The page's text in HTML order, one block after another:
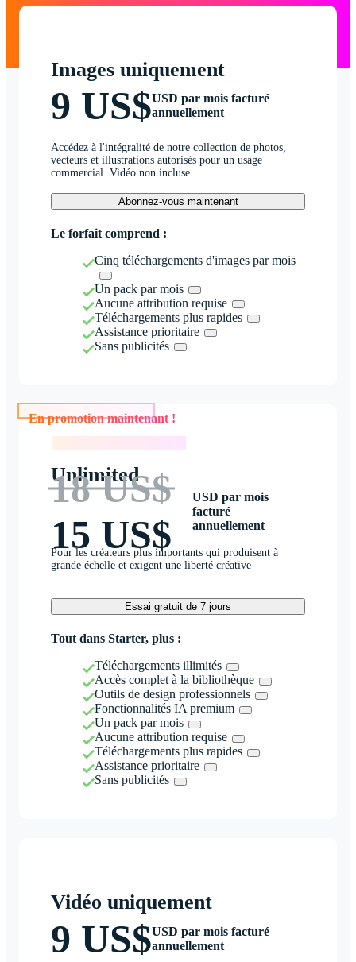
Images uniquement
9 US$USD par mois facturé
annuellement
Accédez à l'intégralité de notre collection de photos,
vecteurs et illustrations autorisés pour un usage
commercial. Vidéo non incluse.
Abonnez-vous maintenant
Le forfait comprend :
Cinq téléchargements d'images par mois
Un pack par mois
Aucune attribution requise
Téléchargements plus rapides
Assistance prioritaire
Sans publicités
En promotion maintenant !
Unlimited
18 US$
15 US$
USD par mois
facturé
annuellement
Pour les créateurs plus importants qui produisent à
grande échelle et exigent une liberté créative
Essai gratuit de 7 jours
Tout dans Starter, plus :
Téléchargements illimités
Accès complet à la bibliothèque
Outils de design professionnels
Fonctionnalités IA premium
Un pack par mois
Aucune attribution requise
Téléchargements plus rapides
Assistance prioritaire
Sans publicités
Vidéo uniquement
9 US$USD par mois facturé
annuellement